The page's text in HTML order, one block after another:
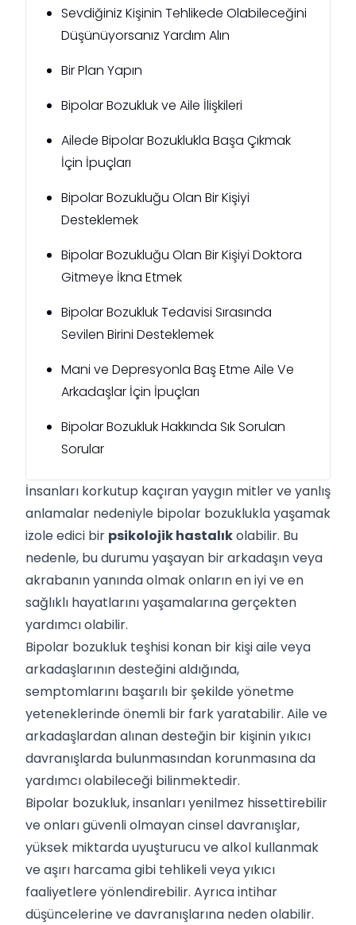
Sevdiğiniz Kişinin Tehlikede Olabileceğini
Düşünüyorsanız Yardım Alın
Bir Plan Yapın
Bipolar Bozukluk ve Aile İlişkileri
Ailede Bipolar Bozuklukla Başa Çıkmak
İçin İpuçları
Bipolar Bozukluğu Olan Bir Kişiyi
Desteklemek
Bipolar Bozukluğu Olan Bir Kişiyi Doktora
Gitmeye İkna Etmek
Bipolar Bozukluk Tedavisi Sırasında
Sevilen Birini Desteklemek
Mani ve Depresyonla Baş Etme Aile Ve
Arkadaşlar İçin İpuçları
Bipolar Bozukluk Hakkında Sık Sorulan
Sorular
İnsanları korkutup kaçıran yaygın mitler ve yanlış
anlamalar nedeniyle bipolar bozuklukla yaşamak
izole edici bir psikolojik hastalıkolabilir. Bu
nedenle, bu durumu yaşayan bir arkadaşın veya
akrabanın yanında olmak onların en iyi ve en
sağlıklı hayatlarını yaşamalarına gerçekten
yardımcı olabilir.
Bipolar bozukluk teşhisi konan bir kişi aile veya
arkadaşlarının desteğini aldığında,
semptomlarını başarılı bir şekilde yönetme
yeteneklerinde önemli bir fark yaratabilir. Aile ve
arkadaşlardan alınan desteğin bir kişinin yıkıcı
davranışlarda bulunmasından korunmasına da
yardımcı olabileceği bilinmektedir.
Bipolar bozukluk, insanları yenilmez hissettirebilir
ve onları güvenli olmayan cinsel davranışlar,
yüksek miktarda uyuşturucu ve alkol kullanmak
ve aşırı harcama gibi tehlikeli veya yıkıcı
faaliyetlere yönlendirebilir. Ayrıca intihar
düşüncelerine ve davranışlarına neden olabilir.